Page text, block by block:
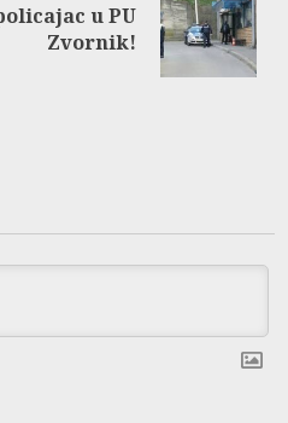
u PU
Zvornik!